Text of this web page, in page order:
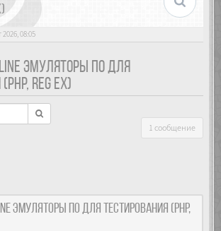
08:05
ЭМУЛЯТОРЫ ПО ДЛЯ
REG EX)
1 сообщение
эмуляторы ПО для тестирования (PHP,